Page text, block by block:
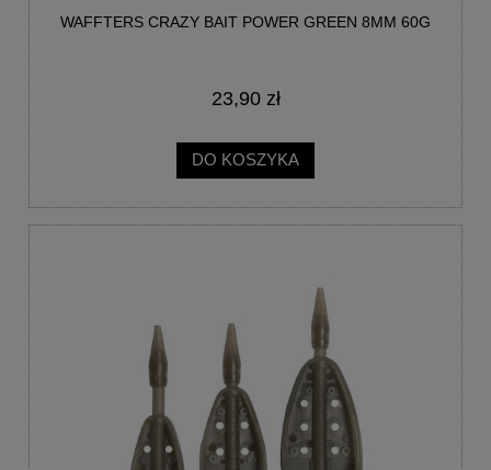
WAFFTERS CRAZY BAIT POWER GREEN 8MM 60G
23,90 zł
DO KOSZYKA